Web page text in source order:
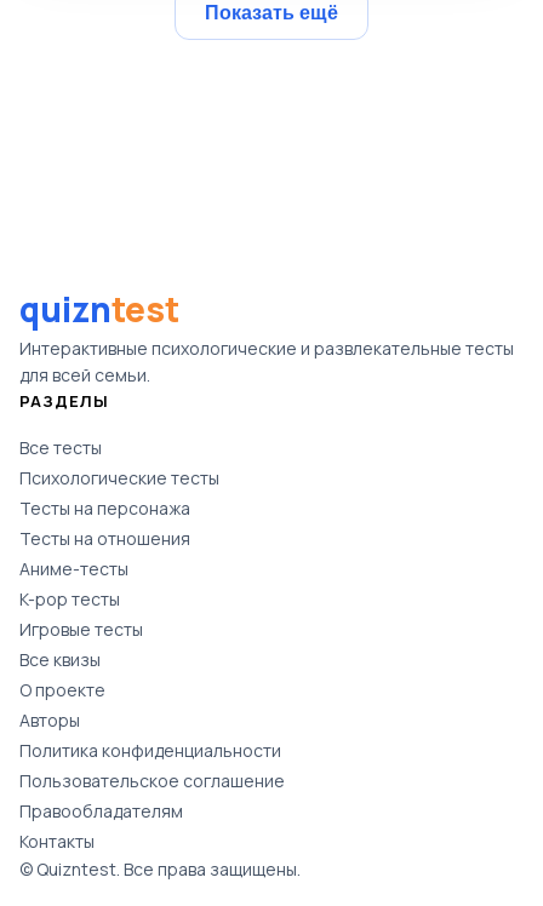
Показать ещё
quizntest
Интерактивные психологические и развлекательные тесты
для всей семьи.
РАЗДЕЛЫ
Все тесты
Психологические тесты
Тесты на персонажа
Тесты на отношения
Аниме-тесты
K-pop тесты
Игровые тесты
Все квизы
О проекте
Авторы
Политика конфиденциальности
Пользовательское соглашение
Правообладателям
Контакты
© Quizntest. Все права защищены.